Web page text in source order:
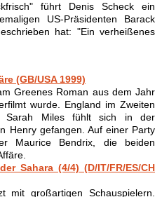
führt Denis Scheck ein
US-Präsidenten Barack
hat: "Ein verheißenes
(GB/USA 1999)
Greenes Roman aus dem Jahr
wurde. England im Zweiten
Sarah Miles fühlt sich in der
Henry gefangen. Auf einer Party
Maurice Bendrix, die beiden
Sahara (4/4) (D/IT/FR/ES/CH
mit großartigen Schauspielern.